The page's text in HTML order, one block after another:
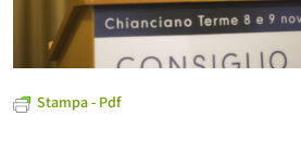
Stampa - Pdf